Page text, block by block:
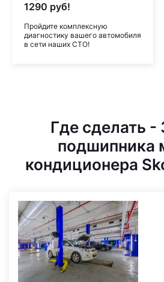
1290 руб!
Пройдите комплексную
диагностику вашего автомобиля
в сети наших СТО!
Где сделать -
подшипника
кондиционера